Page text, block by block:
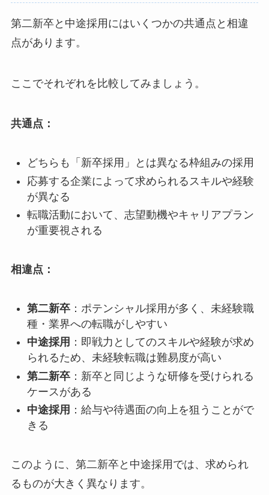
第二新卒と中途採用にはいくつかの共通点と相違
点があります。
ここでそれぞれを比較してみましょう。
共通点：
どちらも「新卒採用」とは異なる枠組みの採用
応募する企業によって求められるスキルや経験
が異なる
転職活動において、志望動機やキャリアプラン
が重要視される
相違点：
第二新卒：ポテンシャル採用が多く、未経験職
種・業界への転職がしやすい
中途採用 ：即戦力としてのスキルや経験が求め
られるため、未経験転職は難易度が高い
第二新卒：新卒と同じような研修を受けられる
ケースがある
中途採用 ：給与や待遇面の向上を狙うことがで
きる
このように、第二新卒と中途採用では、求められ
るものが大きく異なります。